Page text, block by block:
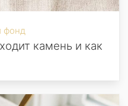
фонд
камень и как